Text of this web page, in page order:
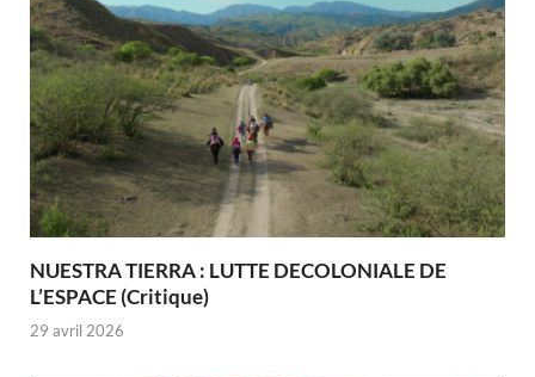
NUESTRA TIERRA : LUTTE DECOLONIALE DE
L’ESPACE (Critique)
29 avril 2026